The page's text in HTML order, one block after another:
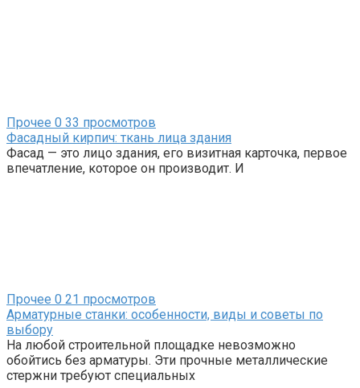
Прочее 0 33 просмотров
Фасадный кирпич: ткань лица здания
Фасад — это лицо здания, его визитная карточка, первое
впечатление, которое он производит. И
Прочее 0 21 просмотров
Арматурные станки: особенности, виды и советы по
выбору
На любой строительной площадке невозможно
обойтись без арматуры. Эти прочные металлические
стержни требуют специальных